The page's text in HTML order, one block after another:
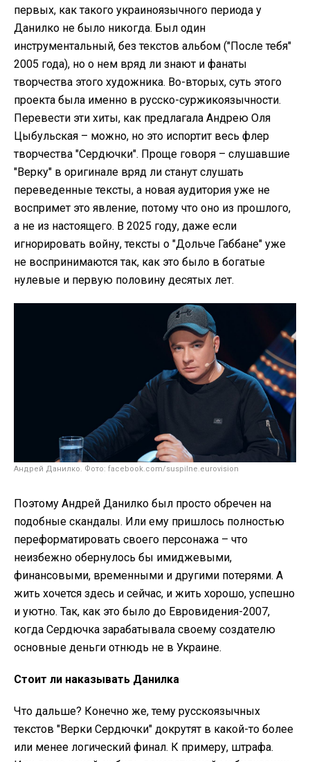
первых, как такого украиноязычного периода у
Данилко не было никогда. Был один
инструментальный, без текстов альбом ("После тебя"
2005 года), но о нем вряд ли знают и фанаты
творчества этого художника. Во-вторых, суть этого
проекта была именно в русско-суржикоязычности.
Перевести эти хиты, как предлагала Андрею Оля
Цыбульская – можно, но это испортит весь флер
творчества "Сердючки". Проще говоря – слушавшие
"Верку" в оригинале вряд ли станут слушать
переведенные тексты, а новая аудитория уже не
воспримет это явление, потому что оно из прошлого,
а не из настоящего. В 2025 году, даже если
игнорировать войну, тексты о "Дольче Габбане" уже
не воспринимаются так, как это было в богатые
нулевые и первую половину десятых лет.
Андрей Данилко. Фото: facebook.com/suspilne.eurovision
Поэтому Андрей Данилко был просто обречен на
подобные скандалы. Или ему пришлось полностью
переформатировать своего персонажа – что
неизбежно обернулось бы имиджевыми,
финансовыми, временными и другими потерями. А
жить хочется здесь и сейчас, и жить хорошо, успешно
и уютно. Так, как это было до Евровидения-2007,
когда Сердючка зарабатывала своему создателю
основные деньги отнюдь не в Украине.
Стоит ли наказывать Данилка
Что дальше? Конечно же, тему русскоязычных
текстов "Верки Сердючки" докрутят в какой-то более
или менее логический финал. К примеру, штрафа.